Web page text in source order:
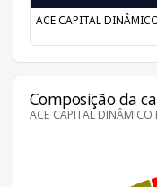
ACE CAPITAL
Composição da
ACE CAPITAL DINÂMICO